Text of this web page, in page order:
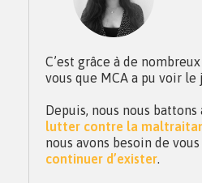
C’est grâce à de
vous que MCA a pu voir le
Depuis, nous nous battons
lutter contre la
nous avons besoin de
continuer d’exister.